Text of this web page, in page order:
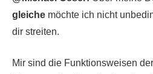
gleiche möchte ich nicht
dir streiten.
Mir sind die Funktionsweisen